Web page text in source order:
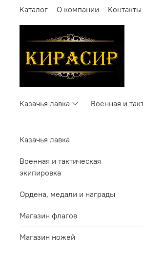
Каталог О компании Контакты
Казачья лавка Военная и
Казачья лавка
Военная и тактическая
экипировка
Ордена, медали и награды
Магазин флагов
Магазин ножей